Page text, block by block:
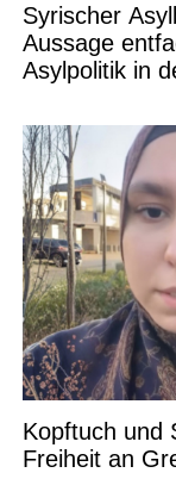
Syrischer
Aussage
Asylpolitik in
Kopftuch und
Freiheit an